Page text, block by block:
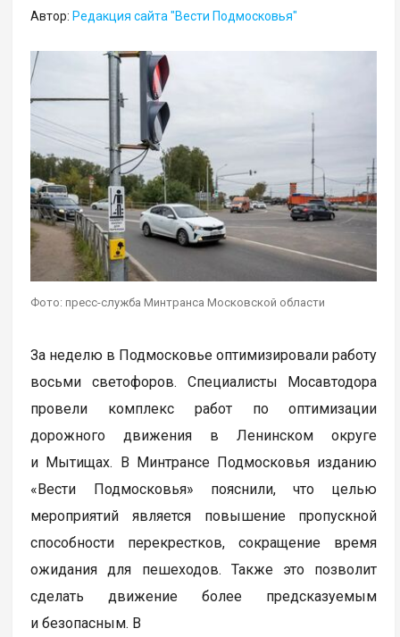
Автор: Редакция сайта "Вести Подмосковья"
Фото: пресс-служба Минтранса Московской области
За неделю в Подмосковье оптимизировали работу
восьми светофоров. Специалисты Мосавтодора
провели комплекс работ по оптимизации
дорожного движения в Ленинском округе
и Мытищах. В Минтрансе Подмосковья изданию
«Вести Подмосковья» пояснили, что целью
мероприятий является повышение пропускной
способности перекрестков, сокращение время
ожидания для пешеходов. Также это позволит
сделать движение более предсказуемым
и безопасным. В